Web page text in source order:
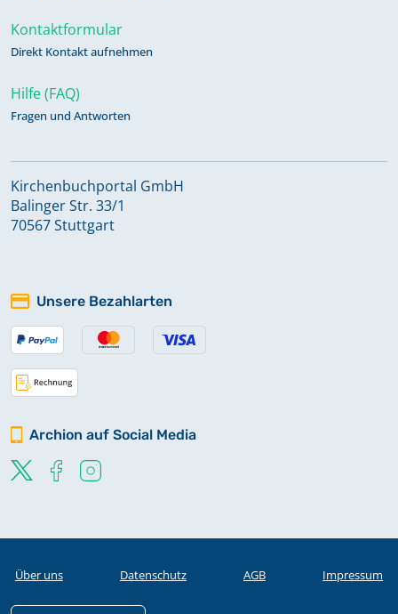
1646
Mischbuch (Taufen/Uneheliche
Kinder/Verlobte/Trauungen/Beerdigte/
Mischbuch (Trauungen/Taufen)
1686-1713
Kinder) 1631-1665
Mischbuch
(Trauungen/Taufen/Lands./Beerdigte)
Mischbuch
Mischbuch 1801-1811
Kontaktformular
Direkt Kontakt aufnehmen
Hilfe (FAQ)
Fragen und Antworten
Kirchenbuchportal GmbH
Balinger Str. 33/1
70567 Stuttgart
Unsere Bezahlarten
Archion auf Social Media
Über uns Datenschutz AGB Impressum